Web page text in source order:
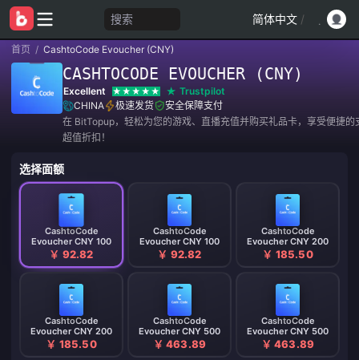
搜索 简体中文 /
首页 / CashtoCode Evoucher (CNY)
CASHTOCODE EVOUCHER (CNY)
Excellent
Trustpilot
CHINA
极速发货
安全保障支付
在 BitTopup，轻松为您的游戏、直播充值并购买礼品卡，享受便捷的
超值折扣！
选择面额
CashtoCode
Evoucher CNY 100
￥ 92.82
CashtoCode
Evoucher CNY 100
￥ 92.82
CashtoCode
Evoucher CNY 200
￥ 185.50
CashtoCode
Evoucher CNY 200
￥ 185.50
CashtoCode
Evoucher CNY 500
￥ 463.89
CashtoCode
Evoucher CNY 500
￥ 463.89